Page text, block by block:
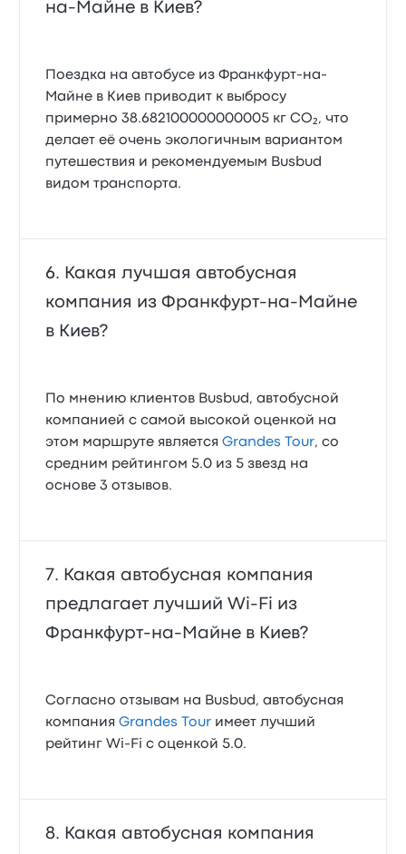
на-Майне в Киев?
Поездка на автобусе из Франкфурт-на-
Майне в Киев приводит к выбросу
примерно 38.682100000000005 кг CO₂, что
делает её очень экологичным вариантом
путешествия и рекомендуемым Busbud
видом транспорта.
Какая лучшая автобусная
компания из Франкфурт-на-Майне
в Киев?
По мнению клиентов Busbud, автобусной
компанией с самой высокой оценкой на
этом маршруте являетсяGrandes Tour, со
средним рейтингом 5.0 из 5 звезд на
основе 3 отзывов.
Какая автобусная компания
предлагает лучший Wi‑Fi из
Франкфурт-на-Майне в Киев?
Согласно отзывам на Busbud, автобусная
компанияGrandes Tour имеет лучший
рейтинг Wi‑Fi с оценкой 5.0.
Какая автобусная компания